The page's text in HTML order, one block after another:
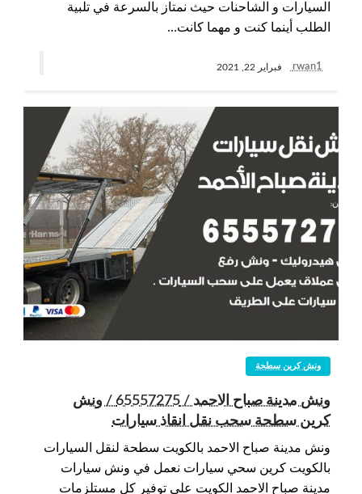
السيارات و الشاحنات حيث نمتاز بالسرعة في تلبية
الطلب أينما كنت و مهما كانت…
rwan1 فبراير 22, 2021
ونش كرين سطحة
ونش مدينة صباح الاحمد / 65557275 / ونش
كرين سطحة سحب نقل انقاذ سيارات
ونش مدينة صباح الاحمد بالكويت سطحة لنقل السيارات
بالكويت كرين سحي سيارات نعمل في ونش سيارات
مدينة صباح الاحمد الكويت على توفير كل مستلزمات